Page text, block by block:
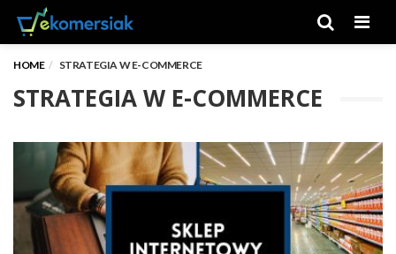
HOME STRATEGIA W E-COMMERCE
STRATEGIA W E-COMMERCE